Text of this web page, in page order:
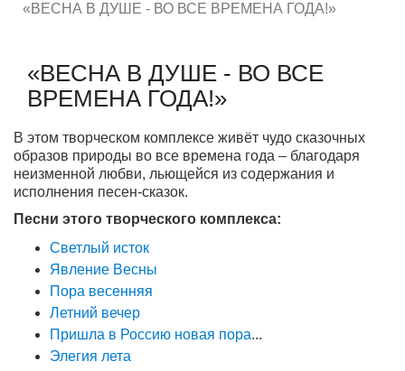
«ВЕСНА В ДУШЕ - ВО ВСЕ ВРЕМЕНА ГОДА!»
«ВЕСНА В ДУШЕ - ВО ВСЕ
ВРЕМЕНА ГОДА!»
В этом творческом комплексе живёт чудо сказочных
образов природы во все времена года – благодаря
неизменной любви, льющейся из содержания и
исполнения песен-сказок.
Песни этого творческого комплекса:
Светлый исток
Явление Весны
Пора весенняя
Летний вечер
Пришла в Россию новая пора...
Элегия лета